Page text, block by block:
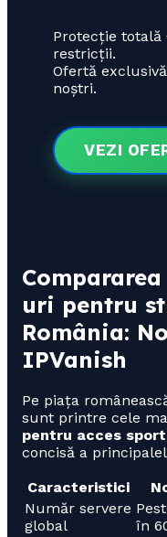
Protecție totală
restricții.
Ofertă
noștri.
VEZI
uri pentru
România:
IPVanish
Pe piața
sunt printre cele
pentru acces
concisă a
Caracteristici
Număr servere
global
în